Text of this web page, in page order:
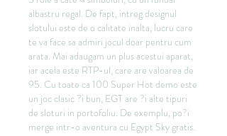
albastru regal. De fapt, intreg designul
slotului este de o calitate inalta, lucru care
te va face sa admiri jocul doar pentru cum
arata. Mai adaugam un plus acestui aparat,
iar acela este RTP-ul, care are valoarea de
95. Cu toate ca 100 Super Hot demo este
un joc clasic ?i bun, EGT are ?i alte tipuri
de sloturi in portofoliu. De exemplu, po?i
merge intr-o aventura cu Egypt Sky gratis.